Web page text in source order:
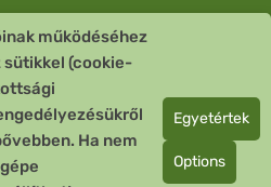
működéséhez
(cookie-
Ha nem
Egyetértek
Options